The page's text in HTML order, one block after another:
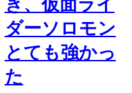
き、仮面ライ
ダーソロモン
とても強かっ
た